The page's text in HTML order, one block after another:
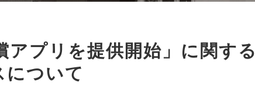
てはこちらから
アプリを提供開始」に関する
について